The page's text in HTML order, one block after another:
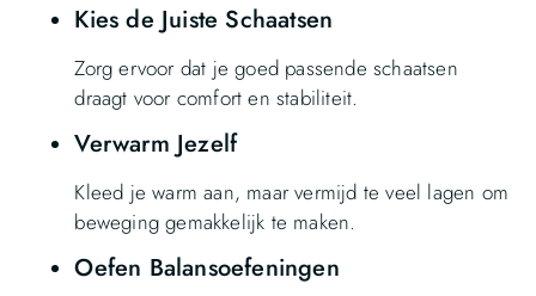
Kies de Juiste Schaatsen
Zorg ervoor dat je goed passende schaatsen
draagt voor comfort en stabiliteit.
Verwarm Jezelf
Kleed je warm aan, maar vermijd te veel lagen om
beweging gemakkelijk te maken.
Oefen Balansoefeningen